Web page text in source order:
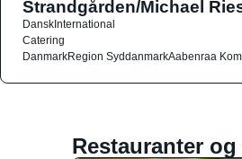
Strandgården/Michael
DanskInternational
Catering
DanmarkRegion SyddanmarkAabenraa
Restauranter